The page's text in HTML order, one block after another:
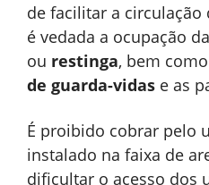
de facilitar a circulação
é vedada a ocupação
ou restinga, bem
de guarda-vidas e as
É proibido cobrar pelo
instalado na faixa de
dificultar o acesso dos